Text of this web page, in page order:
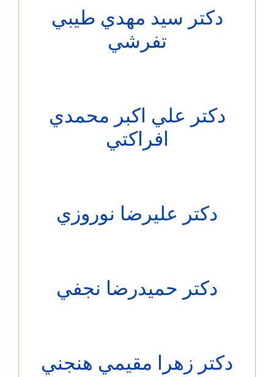
دکتر سيد مهدي طيبي
تفرشي
دکتر علي اكبر محمدي
افراكتي
دکتر عليرضا نوروزي
دکتر حميدرضا نجفي
زهرا مقيمي هنجني